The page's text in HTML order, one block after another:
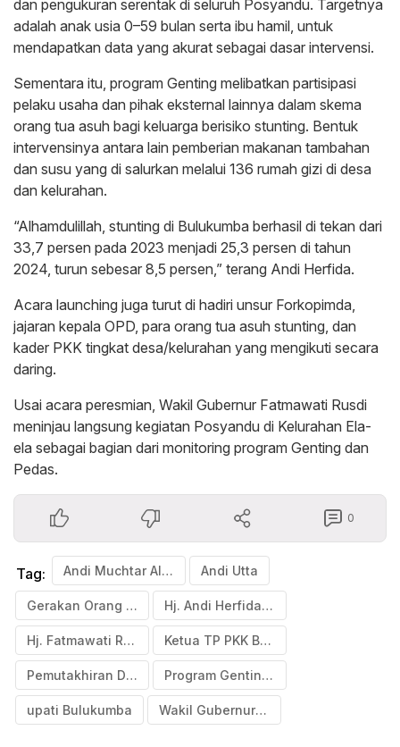
dan pengukuran serentak di seluruh Posyandu. Targetnya
adalah anak usia 0–59 bulan serta ibu hamil, untuk
mendapatkan data yang akurat sebagai dasar intervensi.
Sementara itu, program Genting melibatkan partisipasi
pelaku usaha dan pihak eksternal lainnya dalam skema
orang tua asuh bagi keluarga berisiko stunting. Bentuk
intervensinya antara lain pemberian makanan tambahan
dan susu yang di salurkan melalui 136 rumah gizi di desa
dan kelurahan.
“Alhamdulillah, stunting di Bulukumba berhasil di tekan dari
33,7 persen pada 2023 menjadi 25,3 persen di tahun
2024, turun sebesar 8,5 persen,” terang Andi Herfida.
Acara launching juga turut di hadiri unsur Forkopimda,
jajaran kepala OPD, para orang tua asuh stunting, dan
kader PKK tingkat desa/kelurahan yang mengikuti secara
daring.
Usai acara peresmian, Wakil Gubernur Fatmawati Rusdi
meninjau langsung kegiatan Posyandu di Kelurahan Ela-
ela sebagai bagian dari monitoring program Genting dan
Pedas.
0
Tag: Andi Muchtar Ali Yusuf Andi Utta
Gerakan Orang Tua Asuh Cegah Stunting Hj. Andi Herfida Muchtar
Hj. Fatmawati Rusdi Ketua TP PKK Bulukumba
Pemutakhiran Data Anak Stunting Program Genting dan Pedas
upati Bulukumba Wakil Gubernur Sulawesi Selatan